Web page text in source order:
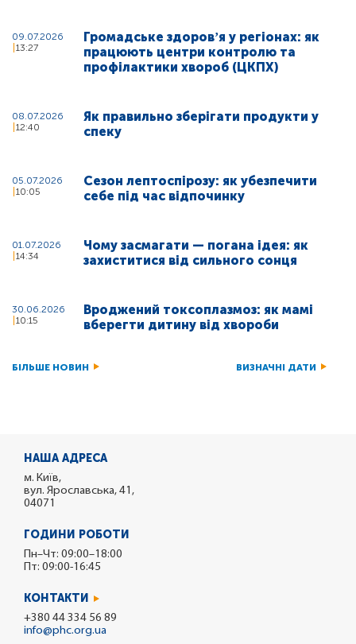
09.07.2026
13:27
Громадське здоровʼя у регіонах: як
працюють центри контролю та
профілактики хвороб (ЦКПХ)
08.07.2026
12:40
Як правильно зберігати продукти у
спеку
05.07.2026
10:05
Сезон лептоспірозу: як убезпечити
себе під час відпочинку
01.07.2026
14:34
Чому засмагати — погана ідея: як
захиститися від сильного сонця
30.06.2026
10:15
Вроджений токсоплазмоз: як мамі
вберегти дитину від хвороби
БІЛЬШЕ НОВИН ВИЗНАЧНІ ДАТИ
НАША АДРЕСА
м. Київ,
вул. Ярославська, 41,
04071
ГОДИНИ РОБОТИ
Пн–Чт: 09:00–18:00
Пт: 09:00-16:45
КОНТАКТИ
+380 44 334 56 89
info@phc.org.ua